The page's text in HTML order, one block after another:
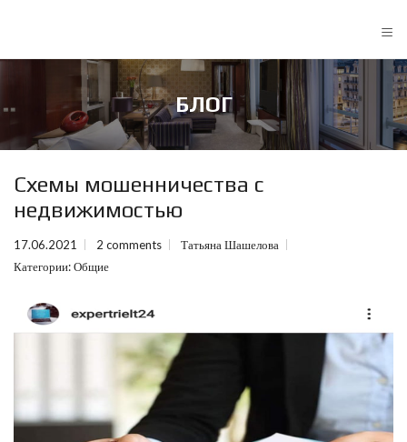
≡
БЛОГ
Схемы мошенничества с
недвижимостью
17.06.2021 2 comments
Татьяна Шашелова
Категории:Общие